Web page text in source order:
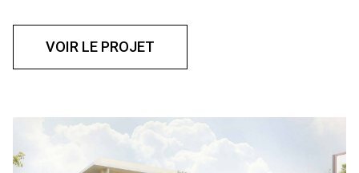
VOIR LE PROJET